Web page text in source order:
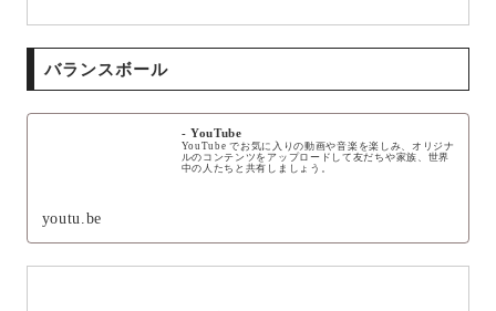
バランスボール
- YouTube
YouTube でお気に入りの動画や音楽を楽しみ、オリジナ
ルのコンテンツをアップロードして友だちや家族、世界
中の人たちと共有しましょう。
youtu.be